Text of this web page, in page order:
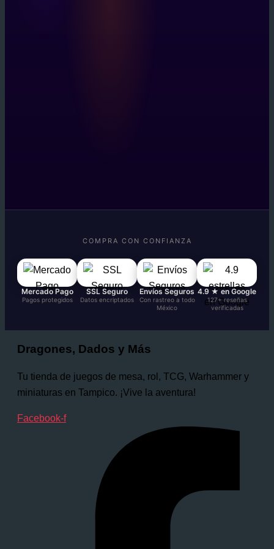
COMPRA CON CONFIANZA
Mercado Pago
Pagos protegidos
SSL Seguro
Datos encriptados
Envíos Seguros
Con rastreo a todo
México
4.9 ★ en Google
127+ reseñas
verificadas
Dragones, Dados y Más
Tu tienda de juegos de mesa, rol, TCG, Warhammer y
miniaturas en Tampico. ¡Vive la aventura!
Facebook-f